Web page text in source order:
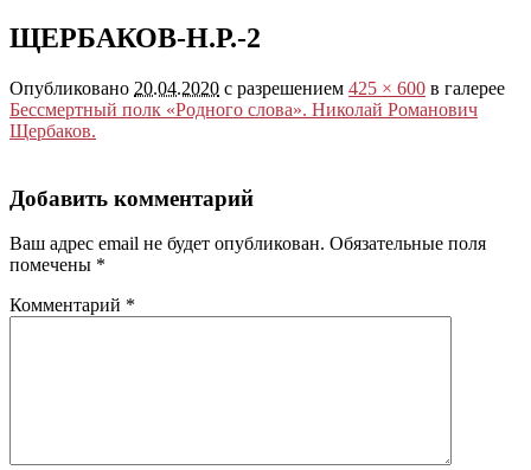
ЩЕРБАКОВ-Н.Р.-2
Опубликовано 20.04.2020 с разрешением 425 × 600 в галерее
Бессмертный полк «Родного слова». Николай Романович
Щербаков.
Добавить комментарий
Ваш адрес email не будет опубликован. Обязательные поля
помечены *
Комментарий *